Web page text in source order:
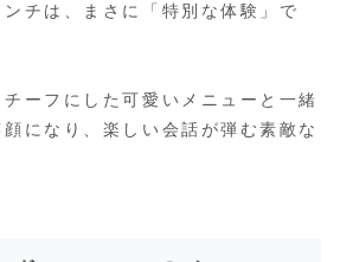
チは、まさに「特別な体験」で
ーフにした可愛いメニューと一緒
になり、楽しい会話が弾む素敵な